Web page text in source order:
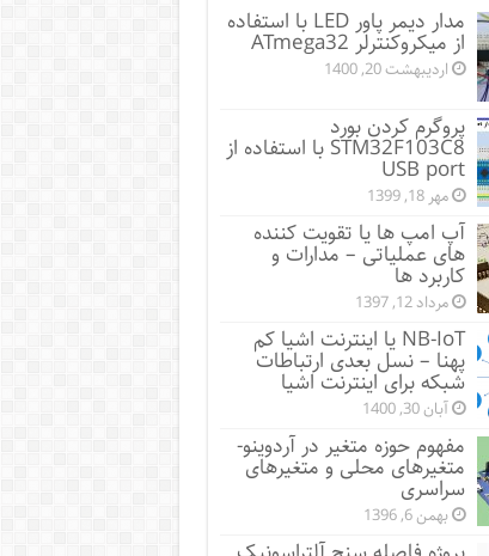
مدار دیمر پاور LED با استفاده
از میکروکنترلر ATmega32
اردیبهشت 20, 1400
پروگرم کردن بورد
STM32F103C8 با استفاده از
USB port
مهر 18, 1399
آپ امپ ها یا تقویت کننده
های عملیاتی – مدارات و
کاربرد ها
مرداد 12, 1397
NB-IoT یا اینترنت اشیا کم
پهنا – نسل بعدی ارتباطات
شبکه برای اینترنت اشیا
آبان 30, 1400
مفهوم حوزه متغیر در آردوینو-
متغیرهای محلی و متغیرهای
سراسری
بهمن 6, 1396